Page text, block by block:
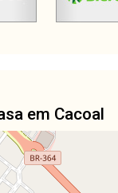
em Cacoal